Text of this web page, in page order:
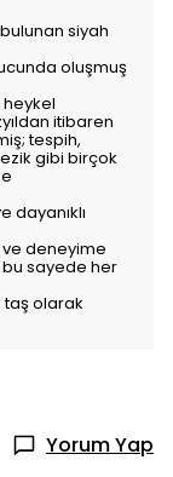
siyah
oluşmuş
itibaren
tespih,
gibi birçok
dayanıklı
ve deneyime
bu sayede her
taş olarak
Yorum Yap